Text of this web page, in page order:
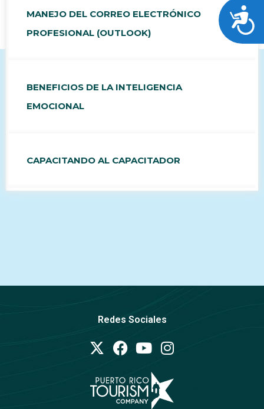
MANEJO DEL CORREO ELECTRÓNICO
PROFESIONAL (OUTLOOK)
BENEFICIOS DE LA INTELIGENCIA
EMOCIONAL
CAPACITANDO AL CAPACITADOR
Redes Sociales